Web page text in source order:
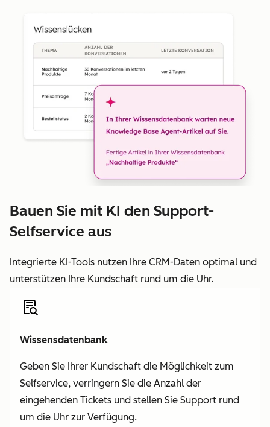
Bauen Sie mit KI den Support-
Selfservice aus
Integrierte KI-Tools nutzen Ihre CRM-Daten optimal und
unterstützen Ihre Kundschaft rund um die Uhr.
Wissensdatenbank
Geben Sie Ihrer Kundschaft die Möglichkeit zum
Selfservice, verringern Sie die Anzahl der
eingehenden Tickets und stellen Sie Support rund
um die Uhr zur Verfügung.